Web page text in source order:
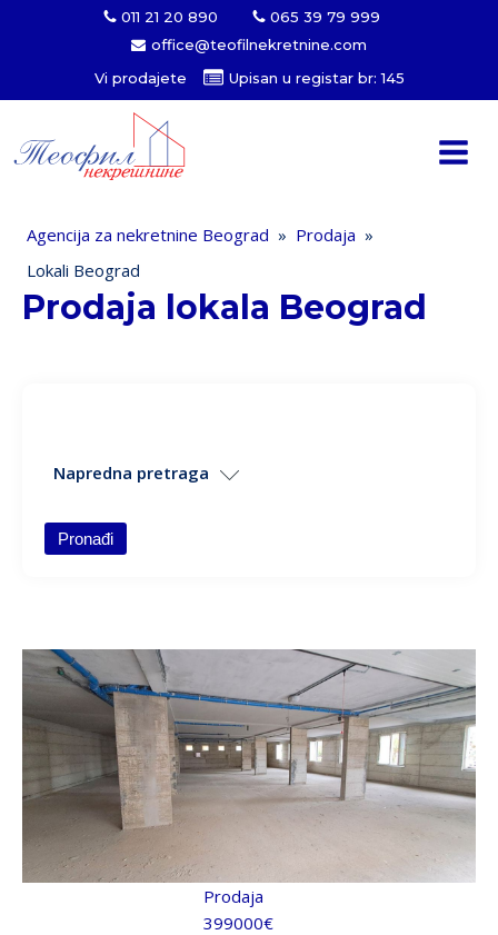
011 21 20 890
065 39 79 999
office@teofilnekretnine.com
Vi prodajete
Upisan u registar br: 145
Agencija za nekretnine Beograd » Prodaja »
Lokali Beograd
Prodaja lokala Beograd
Napredna pretraga
Tip gradnje
Uknjiženo
Pronađi
Prodaja
399000€